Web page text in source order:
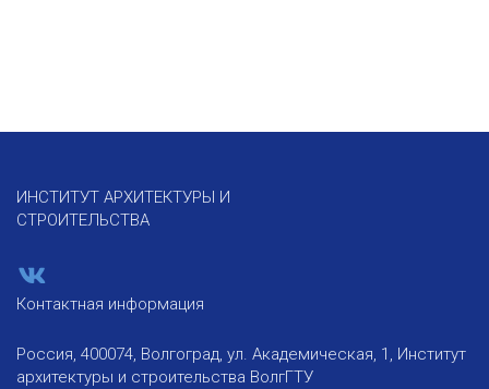
ИНСТИТУТ АРХИТЕКТУРЫ И
СТРОИТЕЛЬСТВА
Контактная информация
Россия, 400074, Волгоград, ул. Академическая, 1, Институт
архитектуры и строительства ВолгГТУ